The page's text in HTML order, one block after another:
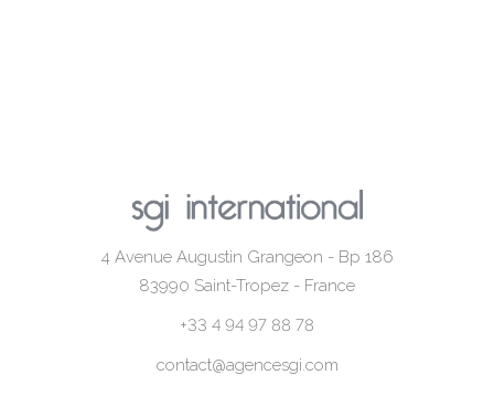
4 Avenue Augustin Grangeon - Bp 186
83990 Saint-Tropez - France
+33 4 94 97 88 78
contact@agencesgi.com